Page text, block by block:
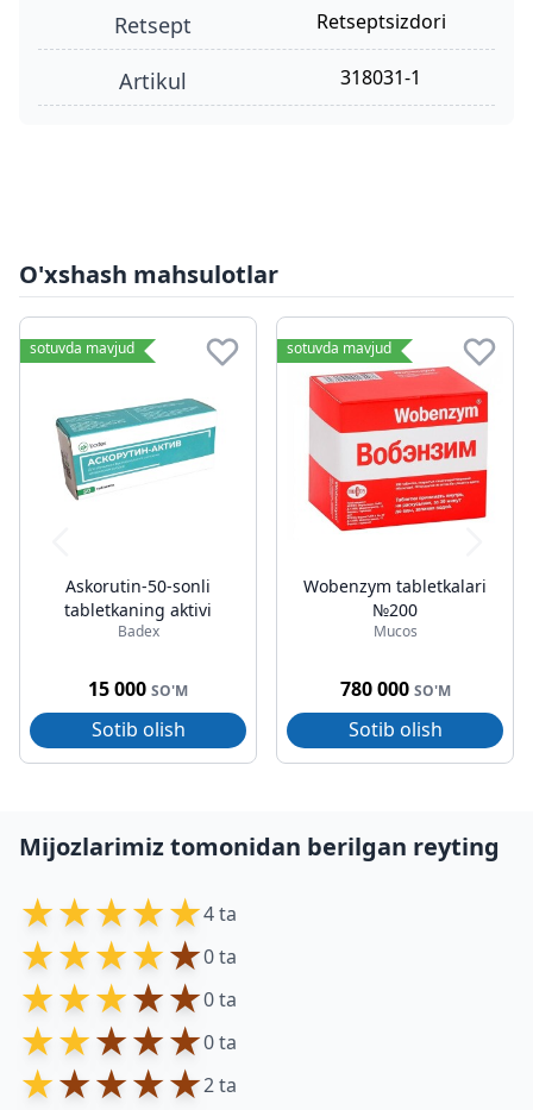
retsept retseptsizdori
Artikul 318031-1
O'xshash mahsulotlar
sotuvda mavjud
Askorutin-50-sonli
tabletkaning aktivi
Badex
15 000 SO'M
Sotib olish
sotuvda mavjud
Wobenzym tabletkalari
№200
Mucos
780 000 SO'M
Sotib olish
Mijozlarimiz tomonidan berilgan reyting
★★★★★4 ta
★★★★★0 ta
★★★★★0 ta
★★★★★0 ta
★★★★★2 ta